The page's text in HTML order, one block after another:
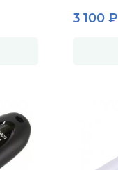
3 100 ₽